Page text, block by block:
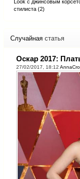
Look с джинсовым
стилиста (2)
Случайная статья
Оскар 2017:
27/02/2017, 18:12